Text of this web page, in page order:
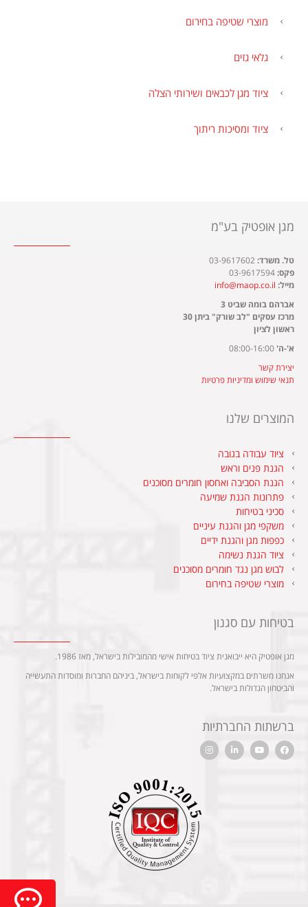
מוצרי שטיפה בחירום
גלאי גזים
ציוד מגן לכבאים ושירותי הצלה
ציוד ומסיכות ריתוך
מגן אופטיק בע"מ
טל. משרד:03-9617602
פקס:
מייל: info@maop.co.il
אברהם בומה שביט 3
מרכז עסקים "לב שורק" ביתן 30
ראשון לציון
א'-ה' 08:00-16:00
יצירת קשר
תנאי שימוש ומדיניות פרטיות
המוצרים שלנו
ציוד עבודה בגובה
הגנת פנים וראש
הגנת הסביבה ואחסון חומרים מסוכנים
פתרונות הגנת שמיעה
סכיני בטיחות
משקפי מגן והגנת עיניים
כפפות מגן והגנת ידיים
ציוד הגנת נשימה
לבוש מגן נגד חומרים מסוכנים
מוצרי שטיפה בחירום
בטיחות עם סגנון
מגן אופטיק היא ייבואנית ציוד בטיחות אישי מהמובילות בישראל, מאז 1986.
אנחנו משרתים במקצועיות אלפי לקוחות בישראל, ביניהם החברות ומוסדות התעשייה
והביטחון הגדולות בישראל.
ברשתות החברתיות